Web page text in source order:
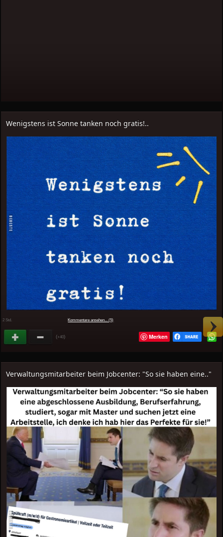
Wenigstens ist Sonne tanken noch gratis!..
2 Std. Kommentare ansehen... (5)
(+40) Merken
Verwaltungsmitarbeiter beim Jobcenter: "So sie haben eine.."